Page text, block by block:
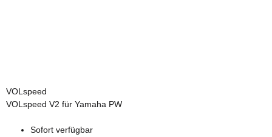
VOLspeed
VOLspeed V2 für Yamaha PW
Sofort verfügbar